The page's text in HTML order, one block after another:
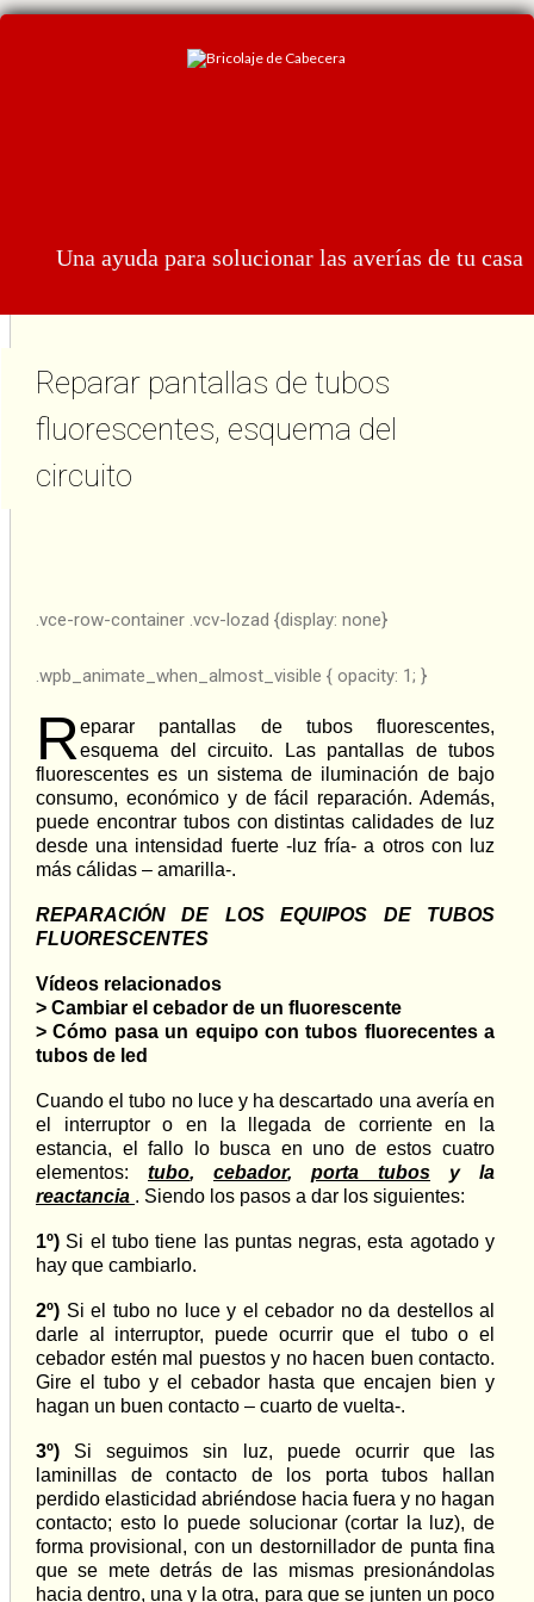
Una ayuda para solucionar las averías de tu casa
Reparar pantallas de tubos
fluorescentes, esquema del
circuito
.vce-row-container .vcv-lozad {display: none}
.wpb_animate_when_almost_visible { opacity: 1; }
Reparar pantallas de tubos fluorescentes,
esquema del circuito. Las pantallas de tubos
fluorescentes es un sistema de iluminación de bajo
consumo, económico y de fácil reparación. Además,
puede encontrar tubos con distintas calidades de luz
desde una intensidad fuerte -luz fría- a otros con luz
más cálidas – amarilla-.
REPARACIÓN DE LOS EQUIPOS DE TUBOS
FLUORESCENTES
Vídeos relacionados
> Cambiar el cebador de un fluorescente
>Cómo pasa un equipo con tubos fluorecentes a
tubos de led
Cuando el tubo no luce y ha descartado una avería en
el interruptor o en la llegada de corriente en la
estancia, el fallo lo busca en uno de estos cuatro
elementos: tubo, cebador, porta tubos y la
reactancia . Siendo los pasos a dar los siguientes:
1º) Si el tubo tiene las puntas negras, esta agotado y
hay que cambiarlo.
2º) Si el tubo no luce y el cebador no da destellos al
darle al interruptor, puede ocurrir que el tubo o el
cebador estén mal puestos y no hacen buen contacto.
Gire el tubo y el cebador hasta que encajen bien y
hagan un buen contacto – cuarto de vuelta-.
3º) Si seguimos sin luz, puede ocurrir que las
laminillas de contacto de los porta tubos hallan
perdido elasticidad abriéndose hacia fuera y no hagan
contacto; esto lo puede solucionar (cortar la luz), de
forma provisional, con un destornillador de punta fina
que se mete detrás de las mismas presionándolas
hacia dentro, una y la otra, para que se junten un poco